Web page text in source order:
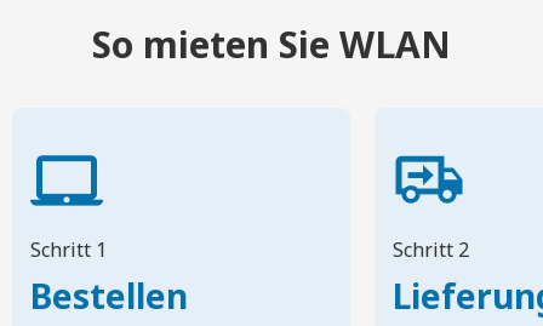
So mieten Sie WLAN
Schritt 1
Bestellen
Schritt 2